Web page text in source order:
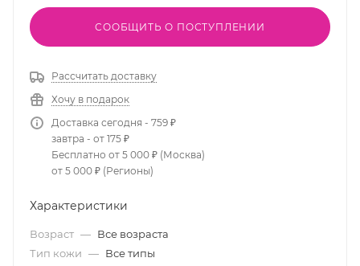
СООБЩИТЬ О ПОСТУПЛЕНИИ
Рассчитать доставку
Хочу в подарок
Доставка сегодня - 759 ₽
завтра - от 175 ₽
Бесплатно от 5 000 ₽ (Москва)
от 5 000 ₽ (Регионы)
Характеристики
Возраст — Все возраста
Тип кожи — Все типы